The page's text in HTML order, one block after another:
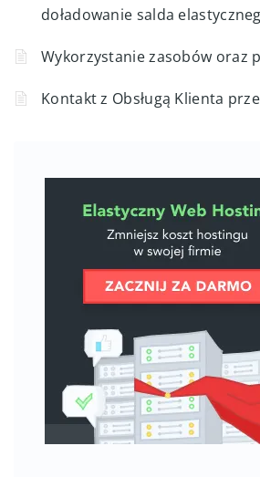
doładowanie salda
Wykorzystanie zasobów oraz
Kontakt z Obsługą Klienta